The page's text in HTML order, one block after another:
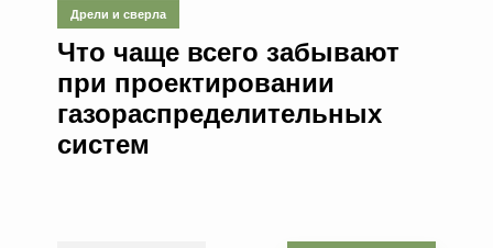
Дрели и сверла
Что чаще всего забывают
при проектировании
газораспределительных
систем